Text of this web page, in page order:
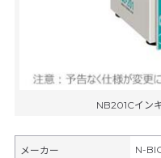
NB201Cイン
メーカー N-